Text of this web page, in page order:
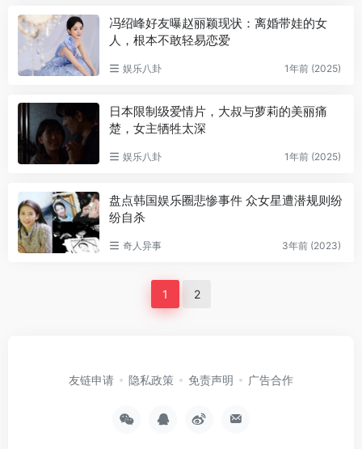
冯绍峰好友曝赵丽颖现状：离婚带娃的女
人，根本不敢轻易恋爱
娱乐八卦 1年前 (2025)
日本限制级爱情片，大叔与萝莉的美丽痛
楚，女主牺牲太深
娱乐八卦 1年前 (2025)
盘点韩国娱乐圈悲惨事件 众女星遭潜规则纷
纷自杀
奇人异事 3年前 (2023)
1 2
友链申请 隐私政策 免责声明 广告合作